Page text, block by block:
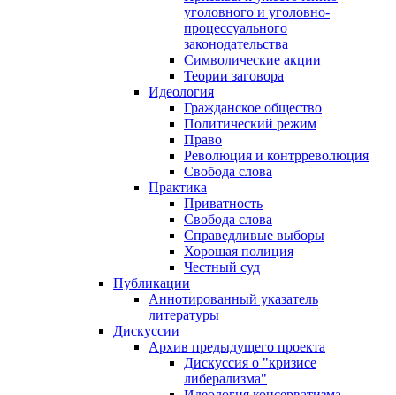
уголовного и уголовно-
процессуального
законодательства
Символические акции
Теории заговора
Идеология
Гражданское общество
Политический режим
Право
Революция и контрреволюция
Свобода слова
Практика
Приватность
Свобода слова
Справедливые выборы
Хорошая полиция
Честный суд
Публикации
Аннотированный указатель
литературы
Дискуссии
Архив предыдущего проекта
Дискуссия о "кризисе
либерализма"